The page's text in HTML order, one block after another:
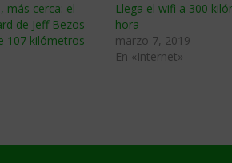
más cerca: el
de Jeff Bezos
107 kilómetros
Llega el wifi a 300
hora
marzo 7, 2019
En «Internet»